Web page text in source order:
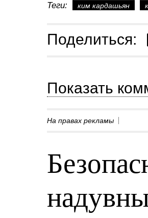
Теги: ким кардашьян
Поделиться:
Показать
На правах рекламы